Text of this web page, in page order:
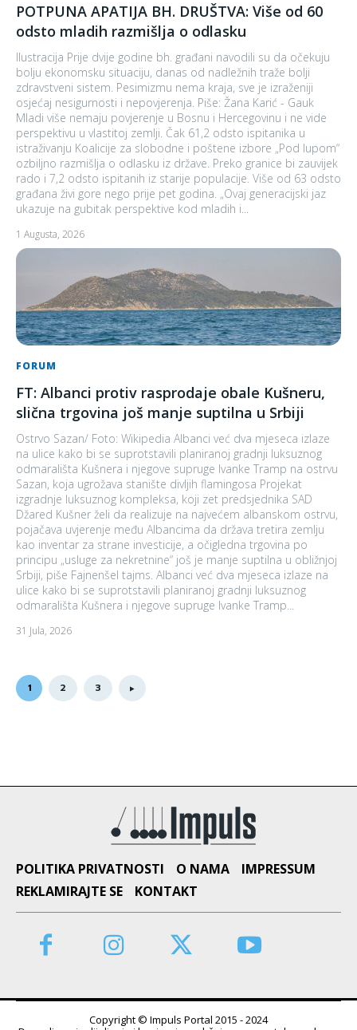
POTPUNA APATIJA BH. DRUŠTVA: Više od 60
odsto mladih razmišlja o odlasku
Ilustracija Prije dvije godine bh. građani navodili su da očekuju
bolju ekonomsku situaciju, danas od nadležnih traže bolji
zdravstveni sistem. Pesimizmu nema kraja, sve je izraženiji
osjećaj nesigurnosti i nepovjerenja. Piše: Žana Karić - Gauk
Mladi više nemaju povjerenje u Bosnu i Hercegovinu i ne vide
perspektivu u vlastitoj zemlji. Čak 61,2 odsto ispitanika u
istraživanju Koalicije za slobodne i poštene izbore „Pod lupom“
ozbiljno razmišlja o odlasku iz države. Preko granice bi zauvijek
rado i 7,2 odsto ispitanih iz starije populacije. Više od 63 odsto
građana živi gore nego prije pet godina. „Ovaj generacijski jaz
ukazuje na gubitak perspektive kod mladih i...
1 Augusta, 2026
FORUM
FT: Albanci protiv rasprodaje obale Kušneru,
slična trgovina još manje suptilna u Srbiji
Ostrvo Sazan/ Foto: Wikipedia Albanci već dva mjeseca izlaze
na ulice kako bi se suprotstavili planiranoj gradnji luksuznog
odmarališta Kušnera i njegove supruge Ivanke Tramp na ostrvu
Sazan, koja ugrožava stanište divljih flamingosa Projekat
izgradnje luksuznog kompleksa, koji zet predsjednika SAD
Džared Kušner želi da realizuje na najvećem albanskom ostrvu,
pojačava uvjerenje među Albancima da država tretira zemlju
kao inventar za strane investicije, a očigledna trgovina po
principu „usluge za nekretnine“ još je manje suptilna u obližnjoj
Srbiji, piše Fajnenšel tajms. Albanci već dva mjeseca izlaze na
ulice kako bi se suprotstavili planiranoj gradnji luksuznog
odmarališta Kušnera i njegove supruge Ivanke Tramp...
31 Jula, 2026
1 2 3
POLITIKA PRIVATNOSTI O NAMA
IMPRESSUM
REKLAMIRAJTE SE
KONTAKT
Copyright © Impuls Portal 2015 - 2024